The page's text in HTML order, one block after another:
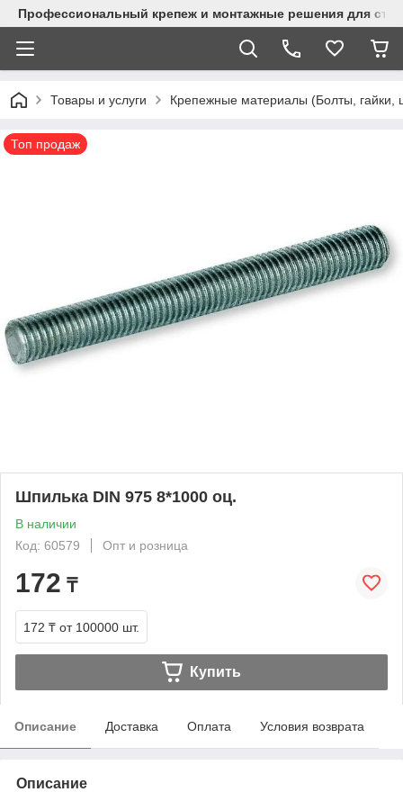
Профессиональный крепеж и монтажные решения для
Товары и услуги Крепежные материалы (Болты, гайки,
Топ продаж
Шпилька DIN 975 8*1000 оц.
В наличии
Код: 60579
Опт и розница
172 ₸
172 ₸ от 100000 шт.
Купить
Описание Доставка Оплата Условия возврата
Описание